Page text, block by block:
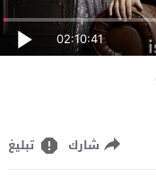
02:10:41
شارك تبليغ